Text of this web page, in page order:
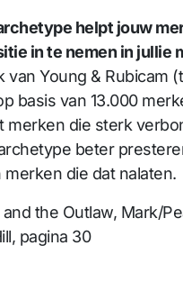
helpt jouw
in te nemen in jullie
van Young & Rubicam
basis van 13.000
merken die sterk
beter
die dat nalaten.
the Outlaw, Mark/
pagina 30